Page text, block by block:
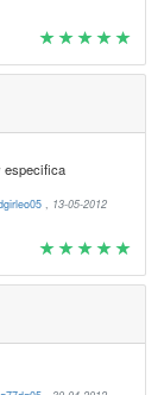
especifica
, 13-05-2012